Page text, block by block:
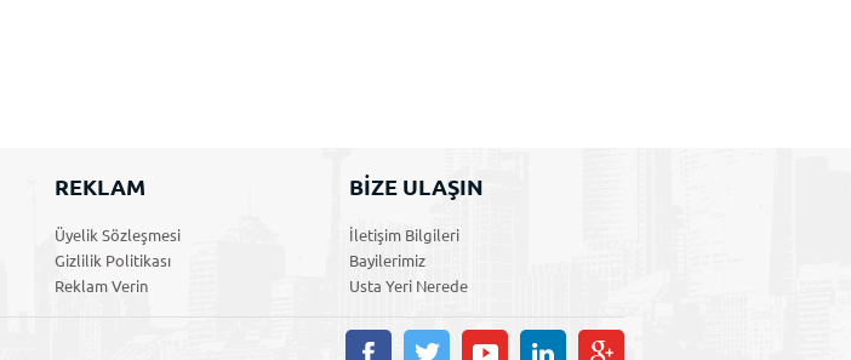
REKLAM
Üyelik Sözleşmesi
Gizlilik Politikası
Reklam Verin
BİZE ULAŞIN
İletişim Bilgileri
Bayilerimiz
Usta Yeri Nerede